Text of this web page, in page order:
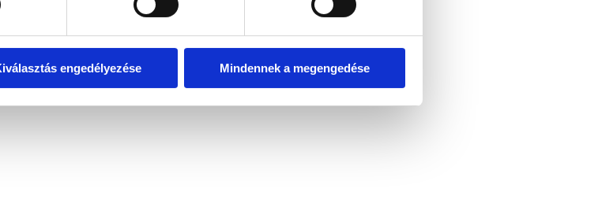
engedélyezése Mindennek a megengedése